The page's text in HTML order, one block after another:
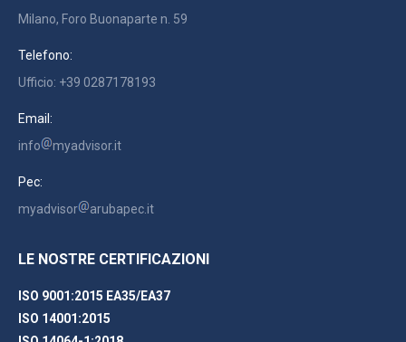
Milano, Foro Buonaparte n. 59
Telefono:
Ufficio: +39 0287178193
Email:
info
myadvisor.it
Pec:
myadvisor
arubapec.it
LE NOSTRE CERTIFICAZIONI
ISO 9001:2015 EA35/EA37
ISO 14001:2015